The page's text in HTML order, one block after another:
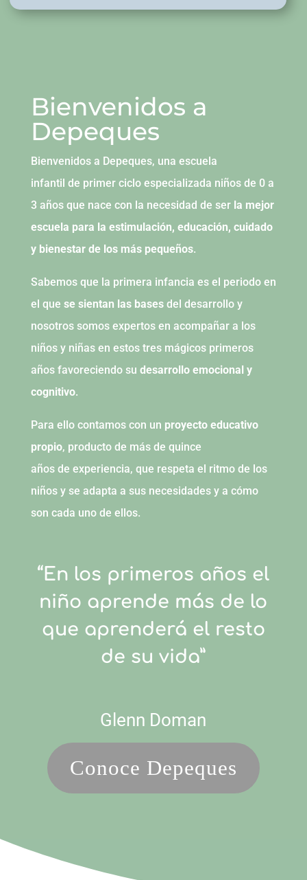
Bienvenidos a
Depeques
Bienvenidos a Depeques, una escuela
infantil de primer ciclo especializada niños de 0 a
3 años que nace con la necesidad de ser la mejor
escuela para la estimulación, educación, cuidado
y bienestar de los más pequeños.
Sabemos que la primera infancia es el periodo en
el que se sientan las basesdel desarrollo y
nosotros somos expertos en acompañar a los
niños y niñas en estos tres mágicos primeros
años favoreciendo su desarrollo emocional y
cognitivo.
Para ello contamos con un proyecto educativo
propio, producto de más de quince
años de experiencia, que respeta el ritmo de los
niños y se adapta a sus necesidades y a cómo
son cada uno de ellos.
“En los primeros años el
niño aprende más de lo
que aprenderá el resto
de su vida”
Glenn Doman
Conoce Depeques